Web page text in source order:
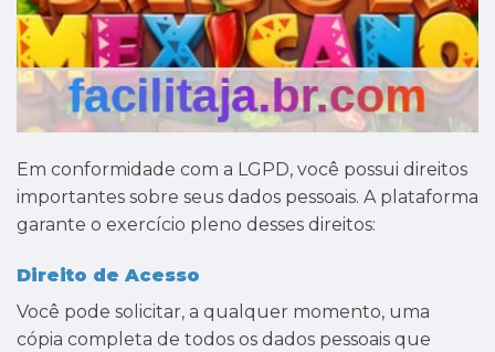
Em conformidade com a LGPD, você possui direitos
importantes sobre seus dados pessoais. A plataforma
garante o exercício pleno desses direitos:
Direito de Acesso
Você pode solicitar, a qualquer momento, uma
cópia completa de todos os dados pessoais que